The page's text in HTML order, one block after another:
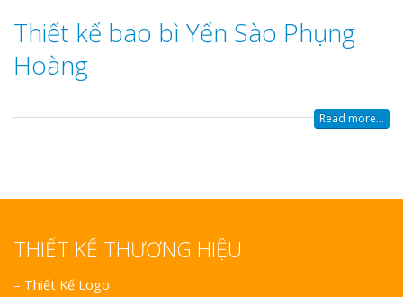
Thiết kế bao bì Yến Sào Phụng
Hoàng
Read more...
THIẾT KẾ THƯƠNG HIỆU
– Thiết Kế Logo